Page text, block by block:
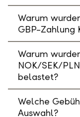
Warum
GBP-Zahlung
Warum
NOK/SEK/
belastet?
Welche
Auswahl?